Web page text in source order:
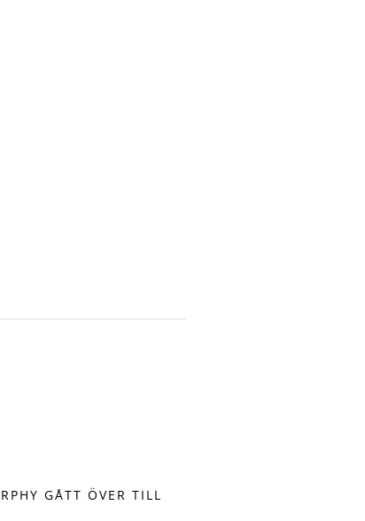
GÅTT ÖVER TILL